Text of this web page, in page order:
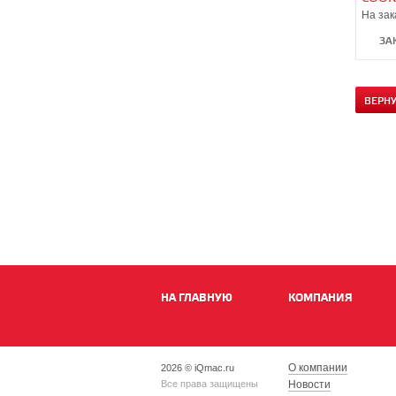
синие
На
НА ГЛАВНУЮ КОМПАНИЯ
2026 © iQmac.ru
Все права защищены
О компании
Новости